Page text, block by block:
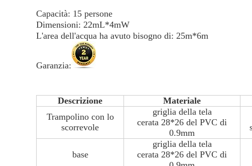
Capacità: 15 persone
Dimensioni: 22mL*4mW
L'area dell'acqua ha avuto bisogno di: 25m*6m
Garanzia:
Descrizione Materiale
Trampolino con lo
scorrevole
griglia della tela
cerata 28*26 del PVC di
0.9mm
base
griglia della tela
cerata 28*26 del PVC di